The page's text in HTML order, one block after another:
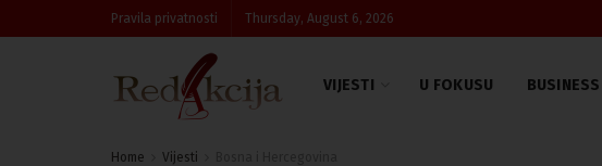
Pravila privatnosti Thursday, August 6, 2026
VIJESTI U FOKUSU BUSINESS
Home Vijesti